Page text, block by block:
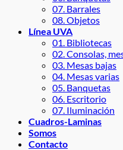
07. Barrales
08. Objetos
Línea UVA
01. Bibliotecas
02. Consolas,
03. Mesas bajas
04. Mesas varias
05. Banquetas
06. Escritorio
07. Iluminación
Cuadros-Laminas
Somos
Contacto